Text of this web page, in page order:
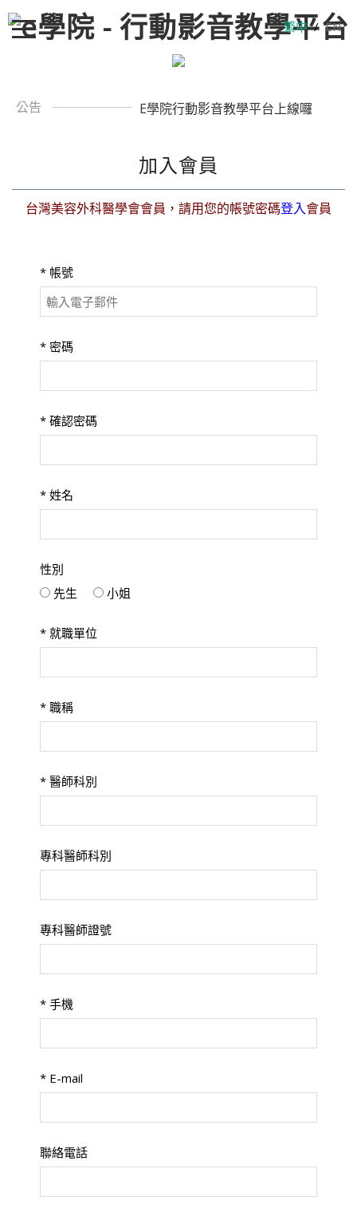
繁中 / EN
公告 E學院行動影音教學平台上線囉
加入會員
台灣美容外科醫學會會員，請用您的帳號密碼登入會員
* 帳號
* 密碼
* 確認密碼
* 姓名
性別
先生
小姐
* 就職單位
* 職稱
* 醫師科別
專科醫師科別
專科醫師證號
* 手機
* E-mail
聯絡電話